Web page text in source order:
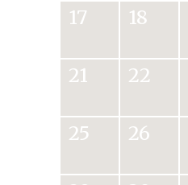
17 18
21 22
25 26